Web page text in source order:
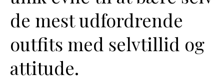
de mest udfordrende
outfits med selvtillid og
attitude.